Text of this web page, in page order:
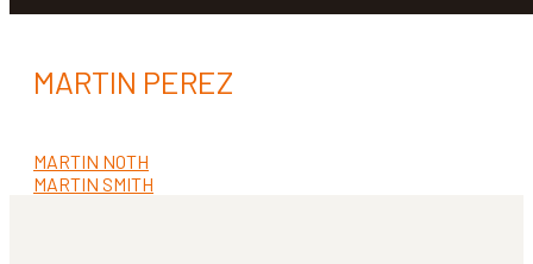
MARTIN PEREZ
Navegación
de
Anterior:
MARTIN NOTH
Siguiente:
MARTIN SMITH